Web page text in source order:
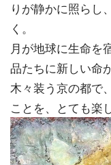
りが静かに照らし
く。
月が地球に生命を
品たちに新しい命
木々装う京の都で
ことを、とても楽